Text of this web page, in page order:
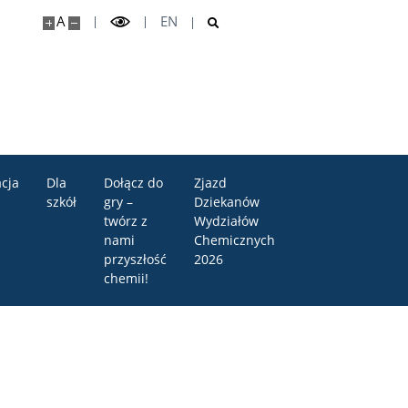
A EN
Dla
szkół
Dołącz do
gry –
twórz z
nami
przyszłość
chemii!
Zjazd
Dziekanów
Wydziałów
Chemicznych
2026